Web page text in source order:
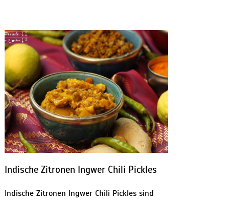
Indische Zitronen Ingwer Chili Pickles
Indische Zitronen Ingwer Chili Pickles sind